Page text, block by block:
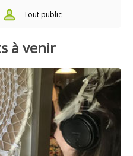
Tout public
à venir